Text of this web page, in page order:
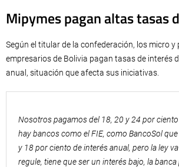
Mipymes pagan altas tasas
Según el titular de la confederación, los micro y
empresarios de Bolivia pagan tasas de interés
anual, situación que afecta sus iniciativas.
Nosotros pagamos del 18, 20 y 24 por ciento
hay bancos como el FIE, como BancoSol
y 18 por ciento de interés anual, pero la ley
regule, tiene que ser un interés bajo, la